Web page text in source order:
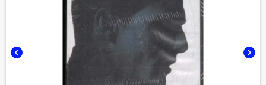
chevron_left chevron_right